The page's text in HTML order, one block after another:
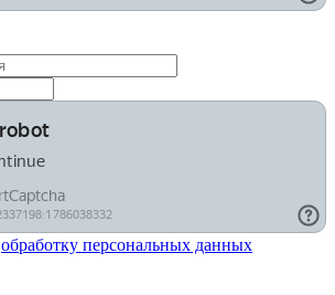
обработку персональных данных